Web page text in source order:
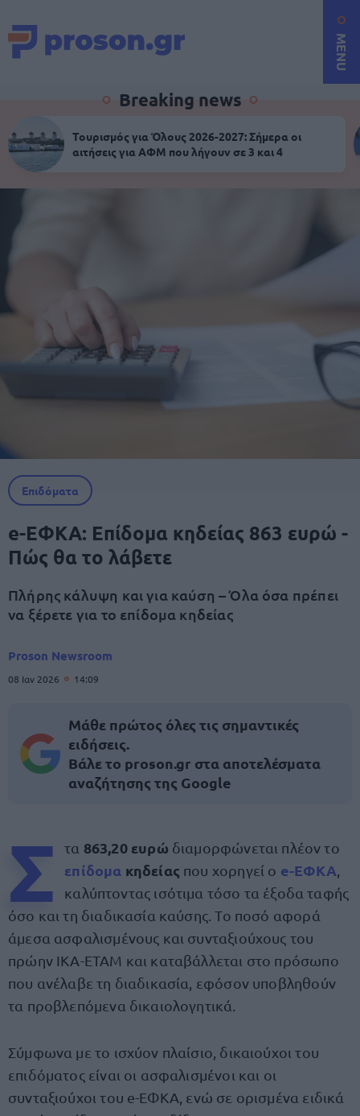
MENU
Breaking news
Τουρισμός για Όλους 2026-2027: Σήμερα οι
αιτήσεις για ΑΦΜ που λήγουν σε 3 και 4
Επιδόματα
e-ΕΦΚΑ: Επίδομα κηδείας 863 ευρώ -
Πώς θα το λάβετε
Πλήρης κάλυψη και για καύση – Όλα όσα πρέπει
να ξέρετε για το επίδομα κηδείας
Proson Newsroom
08 Ιαν 2026 14:09
Μάθε πρώτος όλες τις σημαντικές
ειδήσεις.
Βάλε το proson.gr στα αποτελέσματα
αναζήτησης της Google
Σ τα 863,20 ευρώ διαμορφώνεται πλέον το
επίδομα κηδείας που χορηγεί ο e-ΕΦΚΑ
καλύπτοντας ισότιμα τόσο τα έξοδα ταφής
όσο και τη διαδικασία καύσης. Το ποσό αφορά
άμεσα ασφαλισμένους και συνταξιούχους του
πρώην ΙΚΑ-ΕΤΑΜ και καταβάλλεται στο πρόσωπο
που ανέλαβε τη διαδικασία, εφόσον υποβληθούν
τα προβλεπόμενα δικαιολογητικά.
Σύμφωνα με το ισχύον πλαίσιο, δικαιούχοι του
επιδόματος είναι οι ασφαλισμένοι και οι
συνταξιούχοι του e-ΕΦΚΑ, ενώ σε ορισμένα ειδικά